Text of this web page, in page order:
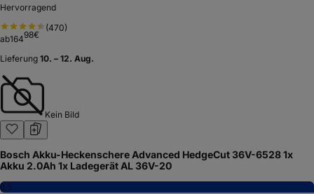
Hervorragend
(470)
ab16498€
Lieferung 10. – 12. Aug.
Kein Bild
Bosch Akku-Heckenschere Advanced HedgeCut 36V-6528 1x
Akku 2.0Ah 1x Ladegerät AL 36V-20
8,5